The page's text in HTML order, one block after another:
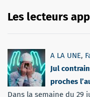
Les lecteurs
A LA UNE,
Jul
proches
Dans la semaine du 29